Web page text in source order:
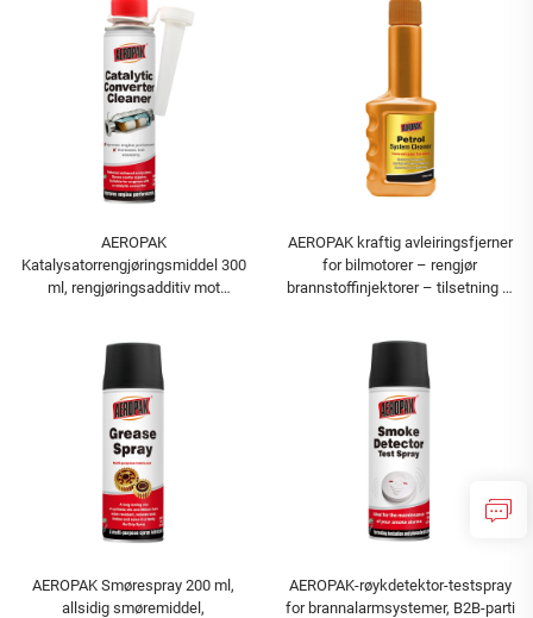
AEROPAK
Katalysatorrengjøringsmiddel 300
ml, rengjøringsadditiv mot
AEROPAK kraftig avleiringsfjerner
for bilmotorer – rengjør
brannstoffinjektorer – tilsetning til
AEROPAK Smørespray 200 ml,
allsidig smøremiddel,
AEROPAK-røykdetektor-testspray
for brannalarmsystemer, B2B-parti